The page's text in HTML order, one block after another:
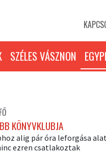
SZÉLES VÁSZNON
KÖNYVKLUBJA
alig pár óra leforgása
ezren csatlakoztak